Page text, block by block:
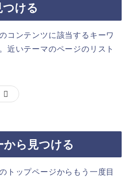
つける
コンテンツに該当するキーワ
近いテーマのページのリスト
から見つける
トップページからもう一度目